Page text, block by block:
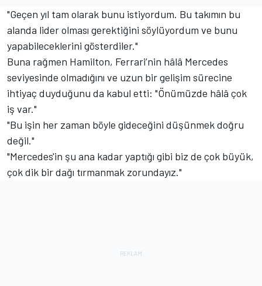
"Geçen yıl tam olarak bunu istiyordum. Bu takımın bu
alanda lider olması gerektiğini söylüyordum ve bunu
yapabileceklerini gösterdiler."
Buna rağmen Hamilton, Ferrari’nin hâlâ Mercedes
seviyesinde olmadığını ve uzun bir gelişim sürecine
ihtiyaç duyduğunu da kabul etti: "Önümüzde hâlâ çok
iş var."
"Bu işin her zaman böyle gideceğini düşünmek doğru
değil."
"Mercedes'in şu ana kadar yaptığı gibi biz de çok büyük,
çok dik bir dağı tırmanmak zorundayız."